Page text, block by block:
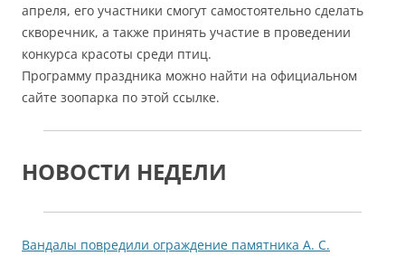
апреля, его участники смогут самостоятельно сделать
скворечник, а также принять участие в проведении
конкурса красоты среди птиц.
Программу праздника можно найти на официальном
сайте зоопарка по этой ссылке.
НОВОСТИ НЕДЕЛИ
Вандалы повредили ограждение памятника А. С.